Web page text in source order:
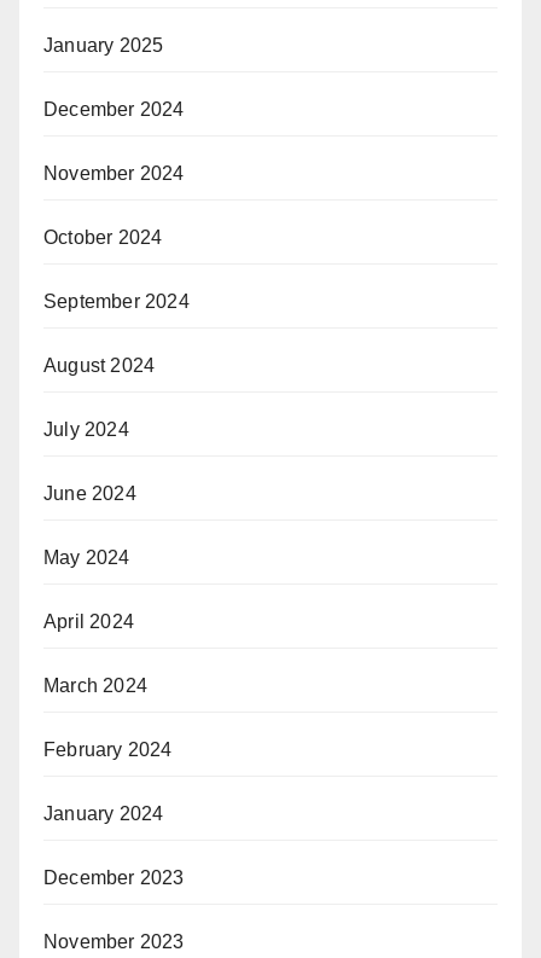
January 2025
December 2024
November 2024
October 2024
September 2024
August 2024
July 2024
June 2024
May 2024
April 2024
March 2024
February 2024
January 2024
December 2023
November 2023